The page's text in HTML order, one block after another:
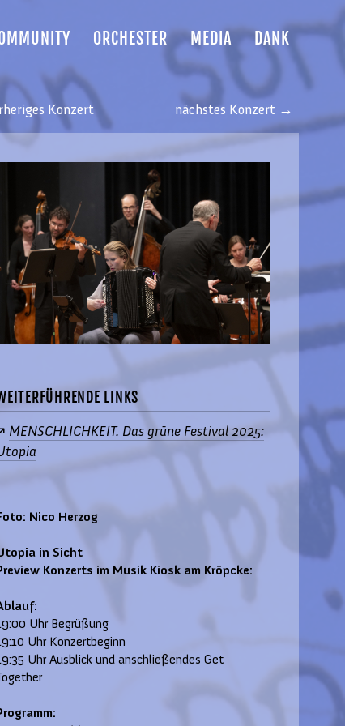
ORCHESTER MEDIA DANK
Konzert nächstes Konzert →
LINKS
MENSCHLICHKEIT. Das grüne Festival 2025:
Nico Herzog
in Sicht
Konzerts im Musik Kiosk am Kröpcke:
Uhr Begrüßung
Uhr Konzertbeginn
Uhr Ausblick und anschließendes Get